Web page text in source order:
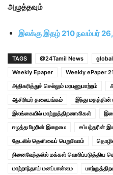
அழுத்தவும்
இலக்கு இதழ் 210 நவம்பர்
TAGS @24Tamil News
Weekly Epaper
Weekly ePaper
அதிகரித்துச் செல்லும் மரபணுமாற்றம்
ஆசிரியர் தலையங்கம்
இந்து மதத்தின்
இலங்கையில் மாற்றுத்திறனாளிகள்
ஈழத்தமிழரின் இறைமை
சம்பந்தரின்
தேடலில் தெளிவைப் பெறுவோம்
நினைவேந்தலில் மக்கள் வெளிப்படுத்திய
மாற்றாந்தாய் மனப்பான்மை